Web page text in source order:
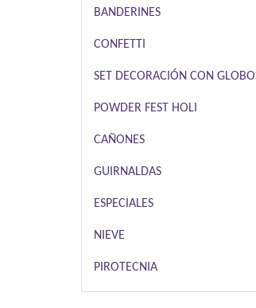
BANDERINES
CONFETTI
SET DECORACIÓN CON
POWDER FEST HOLI
CAÑONES
GUIRNALDAS
ESPECIALES
NIEVE
PIROTECNIA